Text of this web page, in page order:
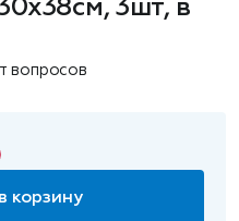
3шт, в
вопросов
корзину